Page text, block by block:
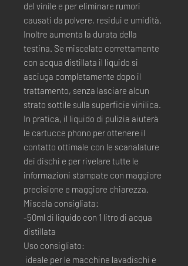
del vinile e per eliminare rumori
causati da polvere, residui e umidità.
Inoltre aumenta la durata della
testina. Se miscelato correttamente
con acqua distillata il liquido si
asciuga completamente dopo il
trattamento, senza lasciare alcun
strato sottile sulla superficie vinilica.
In pratica, il liquido di pulizia aiuterà
le cartucce phono per ottenere il
contatto ottimale con le scanalature
dei dischi e per rivelare tutte le
informazioni stampate con maggiore
precisione e maggiore chiarezza.
Miscela consigliata:
-50ml di liquido con 1 litro di acqua
distillata
Uso consigliato:
ideale per le macchine lavadischi e